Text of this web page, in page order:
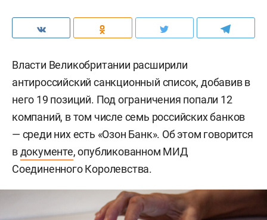
Власти Великобритании расширили
антироссийский санкционный список, добавив в
него 19 позиций. Под ограничения попали 12
компаний, в том числе семь российских банков
— среди них есть «Озон Банк». Об этом говорится
вдокументе, опубликованном МИД
Соединенного Королевства.